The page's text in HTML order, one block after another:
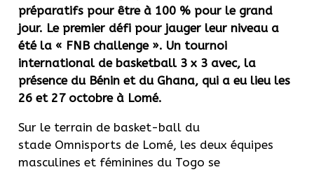
préparatifs pour être à 100 % pour le grand
jour. Le premier défi pour jauger leur niveau a
été la « FNB challenge ». Un tournoi
international de basketball 3 x 3 avec, la
présence du Bénin et du Ghana, qui a eu lieu les
26 et 27 octobre à Lomé.
Sur le terrain de basket-ball du
stade Omnisports de Lomé, les deux équipes
masculines et féminines du Togo se